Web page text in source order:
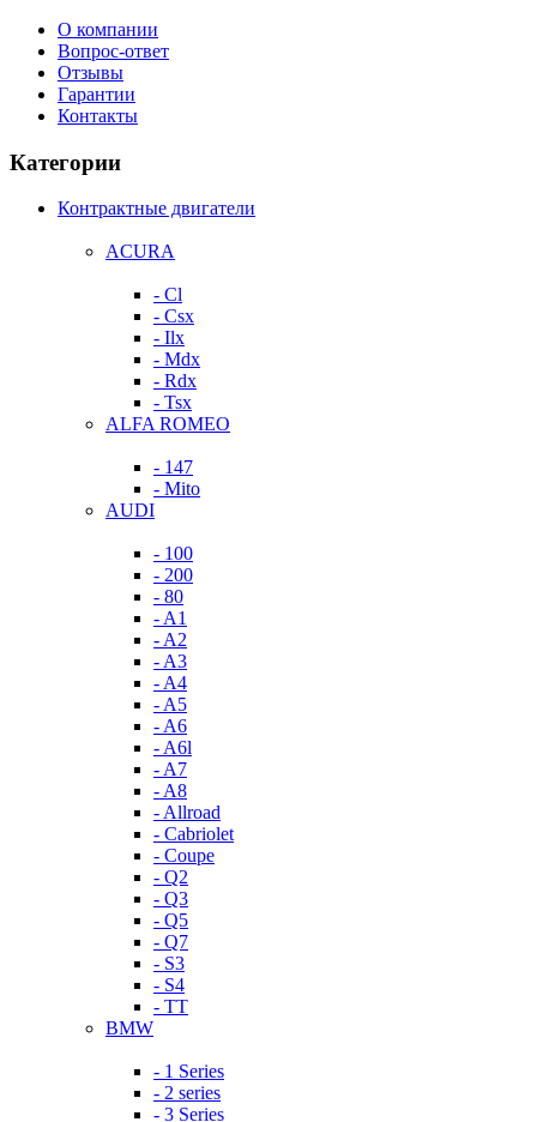
О компании
Вопрос-ответ
Отзывы
Гарантии
Контакты
Категории
Контрактные двигатели
ACURA
- Cl
- Csx
- Ilx
- Mdx
- Rdx
- Tsx
ALFA ROMEO
- 147
- Mito
AUDI
- 100
- 200
- 80
- A1
- A2
- A3
- A4
- A5
- A6
- A6l
- A7
- A8
- Allroad
- Cabriolet
- Coupe
- Q2
- Q3
- Q5
- Q7
- S3
- S4
- TT
BMW
- 1 Series
- 2 series
- 3 Series